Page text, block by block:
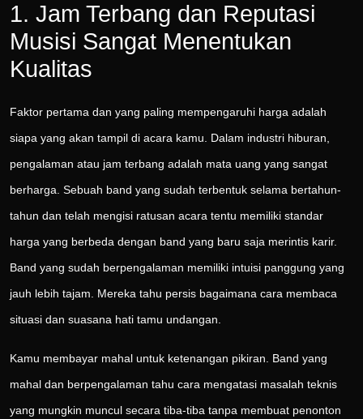
1. Jam Terbang dan Reputasi
Musisi Sangat Menentukan
Kualitas
Faktor pertama dan yang paling mempengaruhi harga adalah
siapa yang akan tampil di acara kamu. Dalam industri hiburan,
pengalaman atau jam terbang adalah mata uang yang sangat
berharga. Sebuah band yang sudah terbentuk selama bertahun-
tahun dan telah mengisi ratusan acara tentu memiliki standar
harga yang berbeda dengan band yang baru saja merintis karir.
Band yang sudah berpengalaman memiliki intuisi panggung yang
jauh lebih tajam. Mereka tahu persis bagaimana cara membaca
situasi dan suasana hati tamu undangan.
Kamu membayar mahal untuk ketenangan pikiran. Band yang
mahal dan berpengalaman tahu cara mengatasi masalah teknis
yang mungkin muncul secara tiba-tiba tanpa membuat penonton